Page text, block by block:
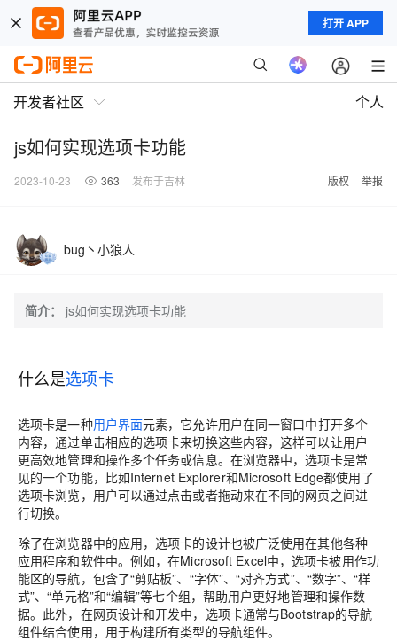
打开 APP
开发者社区 个人
js如何实现选项卡功能
2023-10-23 363 发布于吉林 版权 举报
bug丶小狼人
简介： js如何实现选项卡功能
什么是选项卡
选项卡是一种用户界面元素，它允许用户在同一窗口中打开多个
内容，通过单击相应的选项卡来切换这些内容，这样可以让用户
更高效地管理和操作多个任务或信息。在浏览器中，选项卡是常
见的一个功能，比如Internet Explorer和Microsoft Edge都使用了
选项卡浏览，用户可以通过点击或者拖动来在不同的网页之间进
行切换。
除了在浏览器中的应用，选项卡的设计也被广泛使用在其他各种
应用程序和软件中。例如，在Microsoft Excel中，选项卡被用作功
能区的导航，包含了“剪贴板”、“字体”、“对齐方式”、“数字”、“样
式”、“单元格”和“编辑”等七个组，帮助用户更好地管理和操作数
据。此外，在网页设计和开发中，选项卡通常与Bootstrap的导航
组件结合使用，用于构建所有类型的导航组件。